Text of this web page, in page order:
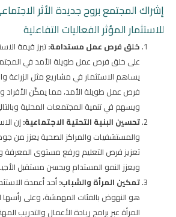
إشراك المجتمع بروح جديدة الأثر
للاستثمار المؤثر الفعاليات التفاعلية
خلق فرص عمل مستدامة:تبرز قيمة
على خلق فرص عمل طويلة الأمد في
يساهم الاستثمار في مشاريع مثل الزراعة
فرص عمل طويلة الأمد، مما يمكّن الأفراد
ويسهم في تنمية المجتمعات المحلية
تحسين البنية التحتية الاجتماعية:إن
والمستشفيات والمراكز الصحية يعزز من
تعزيز فرص التعليم ورفع مستوى المعرفة
ويعزز النمو المستدام ويحسن مستقبل
تمكين المرأة والشباب:أحد أعمدة
هو النهوض بالفئات المهمشة، وعلى رأسها
المرأة عبر برامج ريادة الأعمال والتدريب